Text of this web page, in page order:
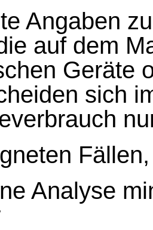
Angaben
auf dem
Geräte
sich
Fällen,
Analyse